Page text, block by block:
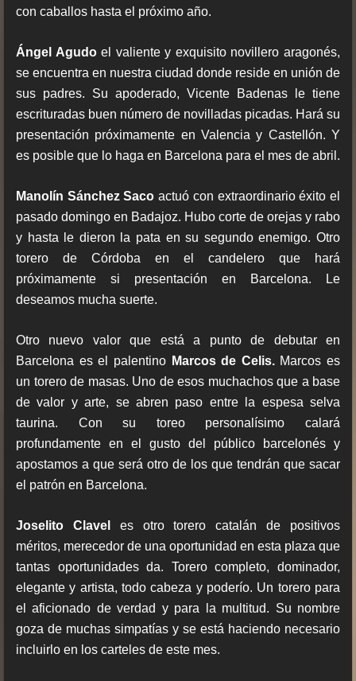
con caballos hasta el próximo año.
Ángel Agudoel valiente y exquisito novillero aragonés,
se encuentra en nuestra ciudad donde reside en unión de
sus padres. Su apoderado, Vicente Badenas le tiene
escrituradas buen número de novilladas picadas. Hará su
presentación próximamente en Valencia y Castellón. Y
es posible que lo haga en Barcelona para el mes de abril.
Manolín Sánchez Saco actuó con extraordinario éxito el
pasado domingo en Badajoz. Hubo corte de orejas y rabo
y hasta le dieron la pata en su segundo enemigo. Otro
torero de Córdoba en el candelero que hará
próximamente si presentación en Barcelona. Le
deseamos mucha suerte.
Otro nuevo valor que está a punto de debutar en
Barcelona es el palentino Marcos de Celis.Marcos es
un torero de masas. Uno de esos muchachos que a base
de valor y arte, se abren paso entre la espesa selva
taurina. Con su toreo personalísimo calará
profundamente en el gusto del público barcelonés y
apostamos a que será otro de los que tendrán que sacar
el patrón en Barcelona.
Joselito Clavel
es otro torero catalán de positivos
méritos, merecedor de una oportunidad en esta plaza que
tantas oportunidades da. Torero completo, dominador,
elegante y artista, todo cabeza y poderío. Un torero para
el aficionado de verdad y para la multitud. Su nombre
goza de muchas simpatías y se está haciendo necesario
incluirlo en los carteles de este mes.